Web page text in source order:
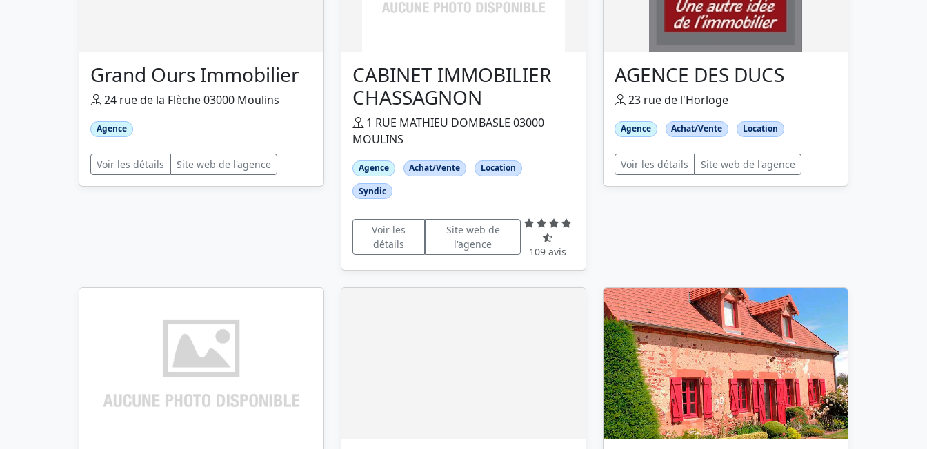
Grand Ours Immobilier
24 rue de la Flèche 03000 Moulins
Agence
Voir les détails Site web de l'agence
CABINET IMMOBILIER
CHASSAGNON
1 RUE MATHIEU DOMBASLE 03000
MOULINS
Agence Achat/Vente
Location
Syndic
Voir les
détails
Site web de
l'agence
109 avis
AGENCE DES DUCS
23 rue de l'Horloge
Agence Achat/Vente Location
Voir les détails Site web de l'agence